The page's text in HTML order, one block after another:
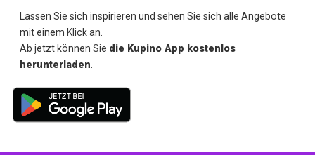
Lassen Sie sich inspirieren und sehen Sie sich alle Angebote
mit einem Klick an.
Ab jetzt können Sie die Kupino App kostenlos
herunterladen